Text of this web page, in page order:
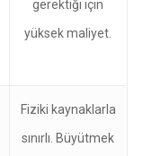
gerektiği için
yüksek maliyet.
Fiziki kaynaklarla
sınırlı. Büyütmek